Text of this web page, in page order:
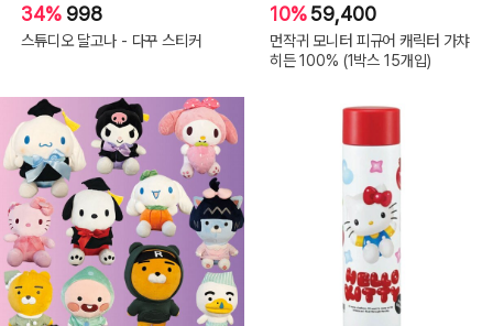
34% 998
스튜디오 달고나 - 다꾸 스티커
10%59,400
먼작귀 모니터 피규어 캐릭터 가챠
히든 100% (1박스 15개입)